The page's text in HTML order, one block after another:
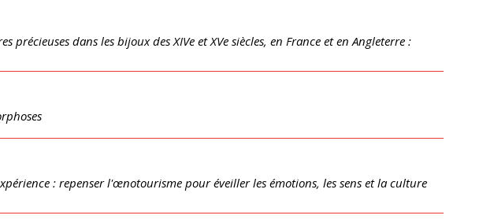
précieuses dans les bijoux des XIVe et XVe siècles, en France et en Angleterre :
: repenser l'œnotourisme pour éveiller les émotions, les sens et la culture